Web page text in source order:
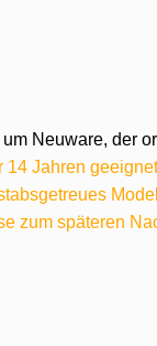
Neuware, der
14 Jahren
zum späteren